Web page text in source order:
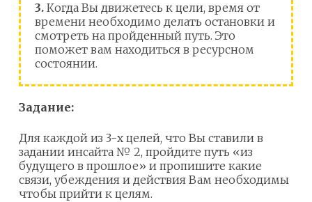
3.Когда Вы движетесь к цели, время от
времени необходимо делать остановки и
смотреть на пройденный путь. Это
поможет вам находиться в ресурсном
состоянии.
Задание:
Для каждой из 3-х целей, что Вы ставили в
задании инсайта № 2, пройдите путь «из
будущего в прошлое» и пропишите какие
связи, убеждения и действия Вам необходимы
чтобы прийти к целям.